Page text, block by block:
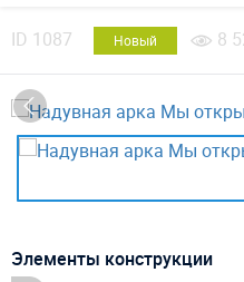
ID 1087 Новый 8
Элементы конструкции